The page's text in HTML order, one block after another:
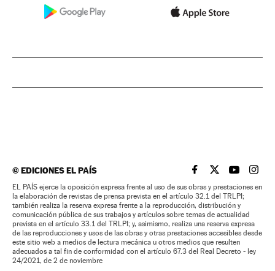
©EDICIONES EL PAÍS EL PAÍS BRASIL EN
EL PAÍSEL PAÍS
EL
EL PAÍS ejerce la oposición expresa frente al uso de sus obras y prestaciones en
la elaboración de revistas de prensa prevista en el artículo 32.1 del TRLPI;
también realiza la reserva expresa frente a la reproducción, distribución y
comunicación pública de sus trabajos y artículos sobre temas de actualidad
prevista en el artículo 33.1 del TRLPI; y, asimismo, realiza una reserva expresa
de las reproducciones y usos de las obras y otras prestaciones accesibles desde
este sitio web a medios de lectura mecánica u otros medios que resulten
adecuados a tal fin de conformidad con el artículo 67.3 del Real Decreto - ley
24/2021, de 2 de noviembre